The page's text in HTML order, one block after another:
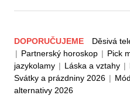
DOPORUČUJEME Děsivá
| Partnerský horoskop | Pick
jazykolamy | Láska a vztahy |
Svátky a prázdniny 2026 |
alternativy 2026